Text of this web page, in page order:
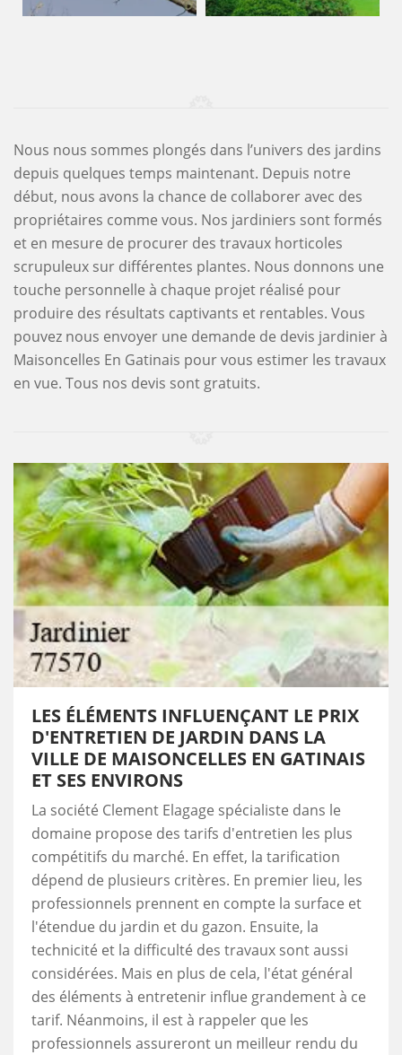
Nous nous sommes plongés dans l’univers des jardins
depuis quelques temps maintenant. Depuis notre
début, nous avons la chance de collaborer avec des
propriétaires comme vous. Nos jardiniers sont formés
et en mesure de procurer des travaux horticoles
scrupuleux sur différentes plantes. Nous donnons une
touche personnelle à chaque projet réalisé pour
produire des résultats captivants et rentables. Vous
pouvez nous envoyer une demande de devis jardinier à
Maisoncelles En Gatinais pour vous estimer les travaux
en vue. Tous nos devis sont gratuits.
LES ÉLÉMENTS INFLUENÇANT LE PRIX
D'ENTRETIEN DE JARDIN DANS LA
VILLE DE MAISONCELLES EN GATINAIS
ET SES ENVIRONS
La société Clement Elagage spécialiste dans le
domaine propose des tarifs d'entretien les plus
compétitifs du marché. En effet, la tarification
dépend de plusieurs critères. En premier lieu, les
professionnels prennent en compte la surface et
l'étendue du jardin et du gazon. Ensuite, la
technicité et la difficulté des travaux sont aussi
considérées. Mais en plus de cela, l'état général
des éléments à entretenir influe grandement à ce
tarif. Néanmoins, il est à rappeler que les
professionnels assureront un meilleur rendu du